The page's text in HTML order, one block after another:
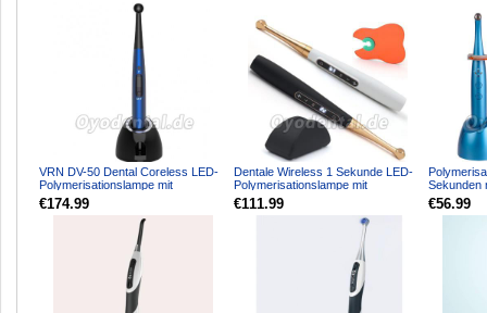
VRN DV-50 Dental Coreless LED-
Polymerisationslampe mit
Karieserkennung und Licht...
€174.99
Dentale Wireless 1 Sekunde LED-
Polymerisationslampe mit
Karieserkennung 6 Modi 1...
€111.99
Sekunden
㎡
€56.99